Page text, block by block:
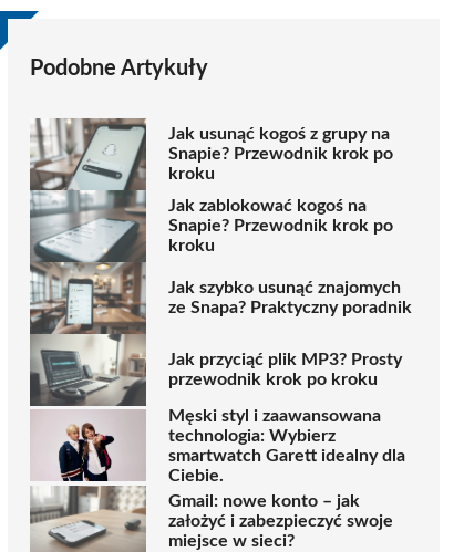
Podobne Artykuły
Jak usunąć kogoś z grupy na
Snapie? Przewodnik krok po
kroku
Jak zablokować kogoś na
Snapie? Przewodnik krok po
kroku
Jak szybko usunąć znajomych
ze Snapa? Praktyczny poradnik
Jak przyciąć plik MP3? Prosty
przewodnik krok po kroku
Męski styl i zaawansowana
technologia: Wybierz
smartwatch Garett idealny dla
Ciebie.
Gmail: nowe konto – jak
założyć i zabezpieczyć swoje
miejsce w sieci?